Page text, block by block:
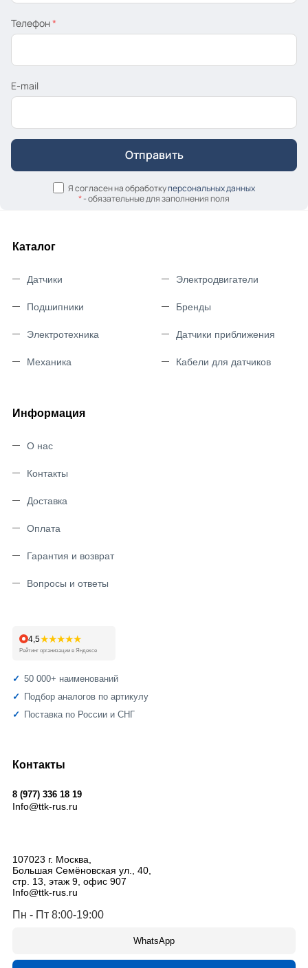
Телефон*
E-mail
Я согласен на обработкуперсональных данных
*- обязательные для заполнения поля
Каталог
Датчики
Подшипники
Электротехника
Механика
Электродвигатели
Бренды
Датчики приближения
Кабели для датчиков
Информация
О нас
Контакты
Доставка
Оплата
Гарантия и возврат
Вопросы и ответы
4,5★★★★★
Рейтинг организации в Яндексе
50 000+ наименований
Подбор аналогов по артикулу
Поставка по России и СНГ
Контакты
8 (977) 336 18 19
Info@ttk-rus.ru
107023 г. Москва,
Большая Семёновская ул., 40,
стр. 13, этаж 9, офис 907
Info@ttk-rus.ru
Пн - Пт 8:00-19:00
WhatsApp